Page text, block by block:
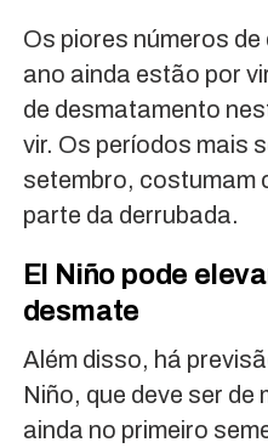
Os piores números
ano ainda estão por
de desmatamento
vir. Os períodos mais
setembro, costumam
parte da derrubada.
El Niño pode
desmate
Além disso, há
Niño, que deve ser de
ainda no primeiro